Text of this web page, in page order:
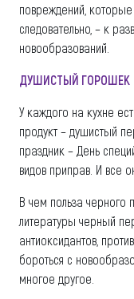
повреждений, которые
следовательно, – к
новообразований.
ДУШИСТЫЙ ГОРОШЕК
У каждого на кухне
продукт – душистый
праздник – День
видов приправ. И все
В чем польза черного
литературы черный
антиоксидантов,
бороться с
многое другое.